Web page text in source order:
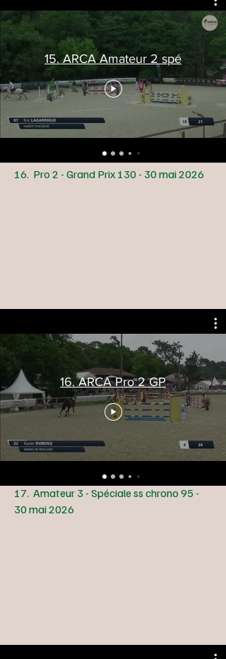
15. ARCA Amateur 2 spé
16. Pro 2 - Grand Prix 130 - 30 mai 2026
16. ARCA Pro 2 GP
17. Amateur 3 - Spéciale ss chrono 95 -
30 mai 2026